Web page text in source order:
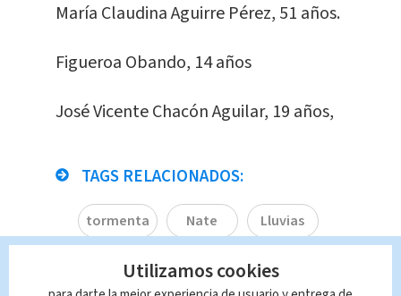
María Claudina Aguirre Pérez, 51 años.
Figueroa Obando, 14 años
José Vicente Chacón Aguilar, 19 años,
TAGS RELACIONADOS:
tormenta Nate Lluvias
Inundaciones Nacional
Utilizamos cookies